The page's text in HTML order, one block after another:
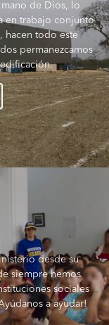
mano de Dios, lo
en trabajo conjunto
hacen todo este
permanezcamos
desde su
siempre hemos
sociales
a ayudar!